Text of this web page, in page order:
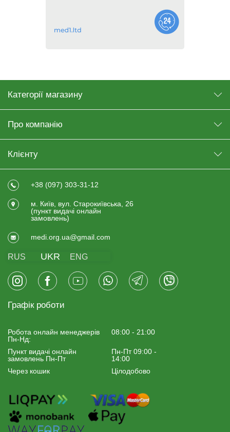
Категорії магазину
Про компанію
Клієнту
+38 (097) 303-31-12
м. Київ, вул. Старокиївська, 26
(пункт видачi онлайн
замовлень)
medi.org.ua@gmail.com
RUS UKR ENG
Графік роботи
Робота онлайн менеджерiв
Пн-Нд:
08:00 - 21:00
Пункт видачі онлайн
замовлень Пн-Пт
Пн-Пт 09:00 -
14:00
Через кошик
Цілодобово